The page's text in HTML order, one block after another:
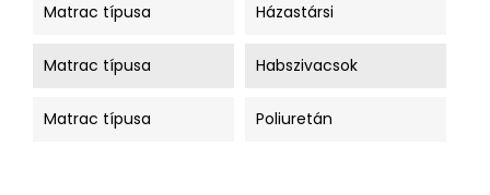
Matrac típusa Házastársi
Matrac típusa Habszivacsok
Matrac típusa Poliuretán